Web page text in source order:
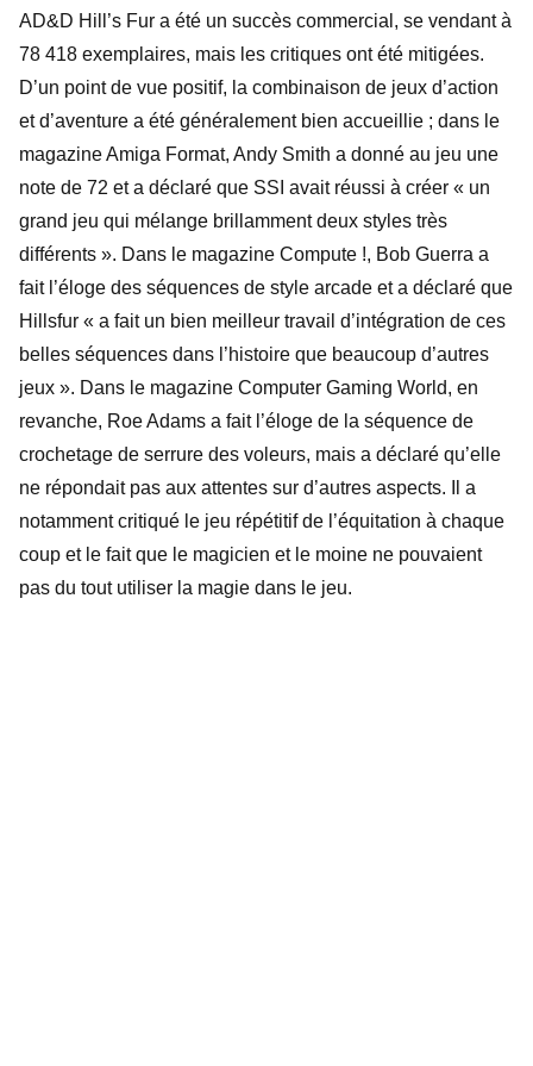
AD&D Hill’s Fur a été un succès commercial, se vendant à
78 418 exemplaires, mais les critiques ont été mitigées.
D’un point de vue positif, la combinaison de jeux d’action
et d’aventure a été généralement bien accueillie ; dans le
magazine Amiga Format, Andy Smith a donné au jeu une
note de 72 et a déclaré que SSI avait réussi à créer « un
grand jeu qui mélange brillamment deux styles très
différents ». Dans le magazine Compute !, Bob Guerra a
fait l’éloge des séquences de style arcade et a déclaré que
Hillsfur « a fait un bien meilleur travail d’intégration de ces
belles séquences dans l’histoire que beaucoup d’autres
jeux ». Dans le magazine Computer Gaming World, en
revanche, Roe Adams a fait l’éloge de la séquence de
crochetage de serrure des voleurs, mais a déclaré qu’elle
ne répondait pas aux attentes sur d’autres aspects. Il a
notamment critiqué le jeu répétitif de l’équitation à chaque
coup et le fait que le magicien et le moine ne pouvaient
pas du tout utiliser la magie dans le jeu.